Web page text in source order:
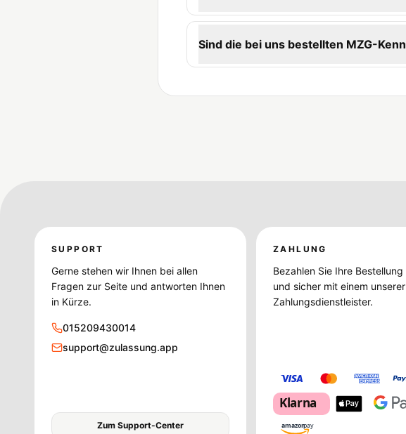
Sind die bei uns bestellten MZG-
SUPPORT
Gerne stehen wir Ihnen bei allen
Fragen zur Seite und antworten Ihnen
in Kürze.
015209430014
support@zulassung.app
Zum Support-Center
ZAHLUNG
Bezahlen Sie Ihre Bestellung
und sicher mit einem unserer
Zahlungsdienstleister.
Klarna
amazonpay